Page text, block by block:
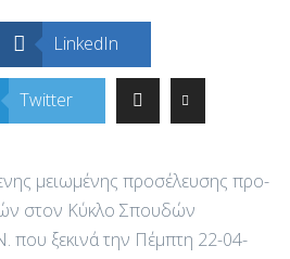
LinkedIn
Twitter
μειωμένης προσέλευσης προ-
στον Κύκλο Σπουδών
που ξεκινά την Πέμπτη 22-04-